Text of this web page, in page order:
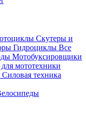
Скутеры и
Гидроциклы Все
Мотобуксировщики
мототехники
Силовая техника